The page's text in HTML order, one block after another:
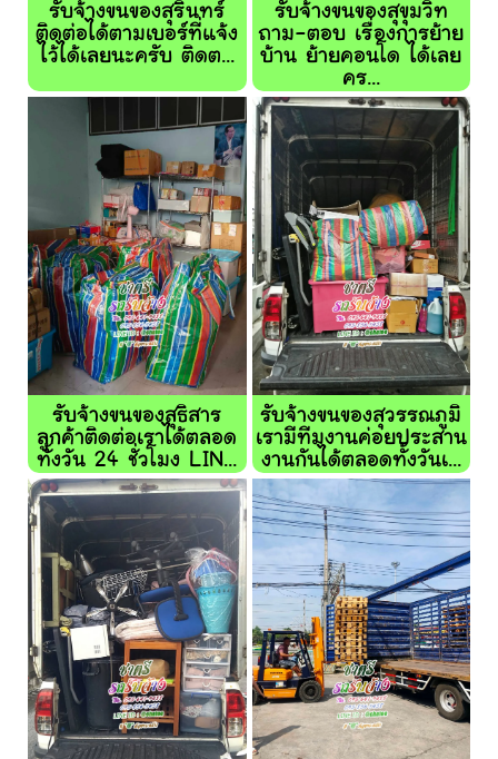
รับจ้างขนของสุรินทร์
ติดต่อได้ตามเบอร์ที่แจ้ง
ไว้ได้เลยนะครับ ติดต...
รับจ้างขนของสุขุมวิท
ถาม-ตอบ เรื่องการย้าย
บ้าน ย้ายคอนโด ได้เลย
คร...
รับจ้างขนของสุธิสาร
ลูกค้าติดต่อเราได้ตลอด
ทั้งวัน 24 ชั่วโมง LIN...
รับจ้างขนของสุวรรณภูมิ
เรามีทีมงานค่อยประสาน
งานกันได้ตลอดทั้งวันเ...